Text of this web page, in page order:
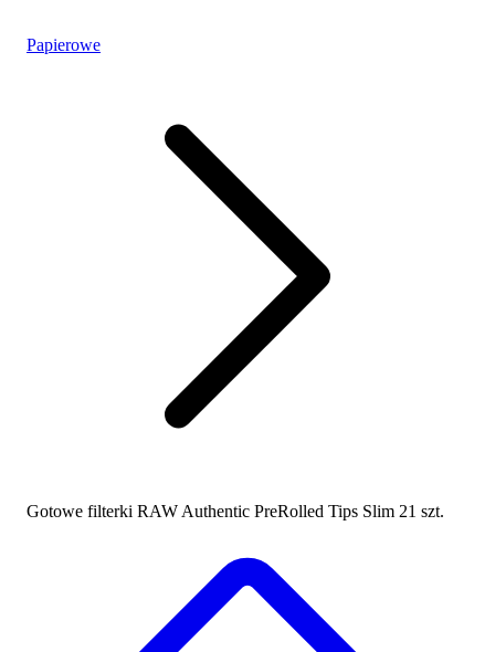
Papierowe
Gotowe filterki RAW Authentic PreRolled Tips Slim 21 szt.